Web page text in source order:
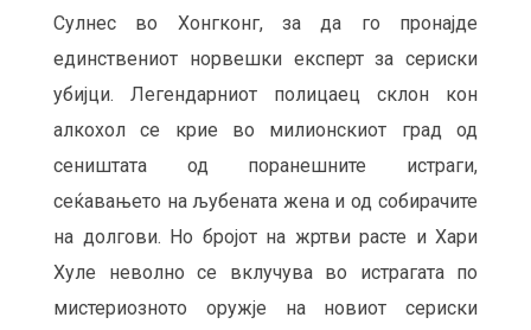
Сулнес во Хонгконг, за да го пронајде
единствениот норвешки експерт за сериски
убијци. Легендарниот полицаец склон кон
алкохол се крие во милионскиот град од
сеништата од поранешните истраги,
сеќавањето на љубената жена и од собирачите
на долгови. Но бројот на жртви расте и Хари
Хуле неволно се вклучува во истрагата по
мистериозното оружје на новиот сериски